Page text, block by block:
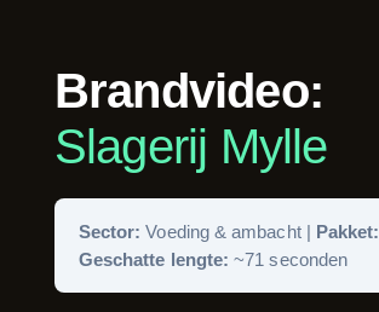
Brandvideo:
Slagerij Mylle
Sector: Voeding & ambacht | Pakket:
Geschatte lengte: ~71 seconden